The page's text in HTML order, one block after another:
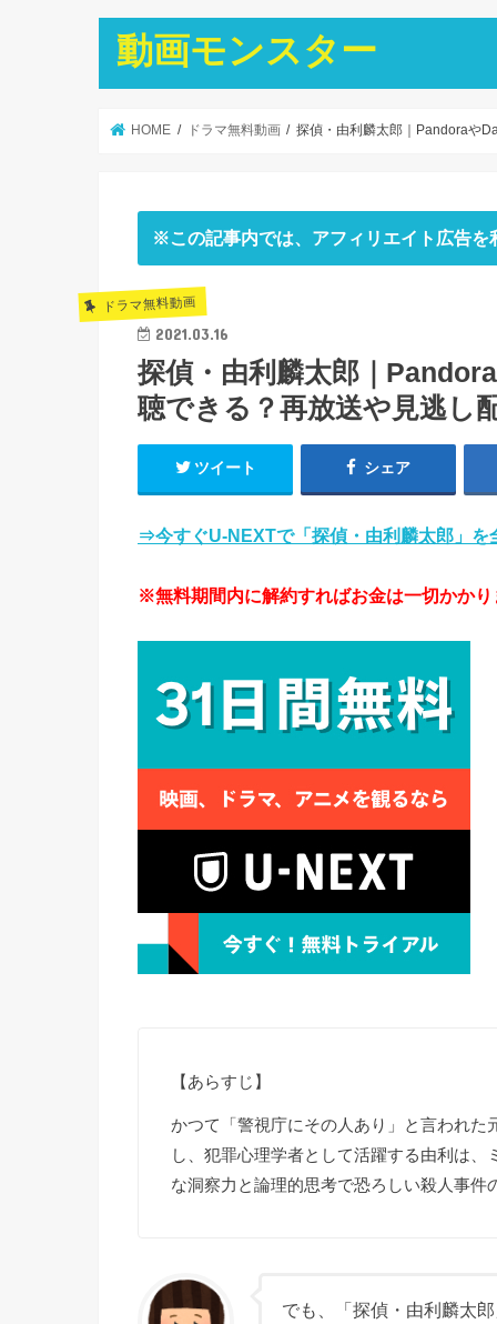
動画モンスター
HOME ドラマ無料動画 探偵・由利麟太郎｜Pandoraや
※この記事内では、アフィリエイト広告を
ドラマ無料動画
2021.03.16
探偵・由利麟太郎｜
聴できる？再放送や見逃し
ツイート シェア
⇒今すぐU-NEXTで「探偵・由利麟太郎」を
※無料期間内に解約すればお金は一切かかり
【あらすじ】
かつて「警視庁にその人あり」と言われ
し、犯罪心理学者として活躍する由利は
な洞察力と論理的思考で恐ろしい殺人事件
でも、「探偵・由利麟太